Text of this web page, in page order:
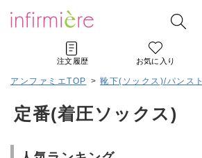
注文履歴 お気に入り
アンファミエTOP > 靴下(ソックス)/パンスト
定番(着圧ソックス)